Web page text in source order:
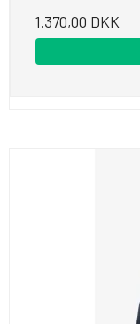
1.370,00 DKK